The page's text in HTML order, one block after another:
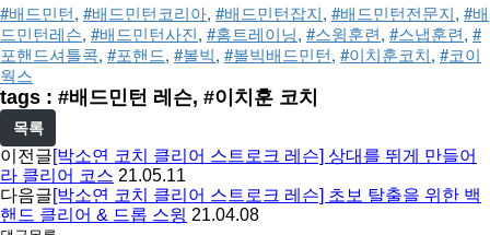
#배드민턴, #배드민턴코리아, #배드민턴잡지, #배드민턴전문지, #배
드민턴레슨, #배드민턴사진, #홈트레이닝, #스윙훈련, #스냅훈련, #
포핸드셔틀콕, #포핸드, #볼빅, #볼빅배드민턴, #이치훈코치, #코이
웍스
tags : #배드민턴 레슨, #이치훈 코치
목록
이전글[박소연 코치 클리어 스트로크 레슨] 상대를 뛰게 만들어
라 클리어 코스 21.05.11
다음글[박소연 코치 클리어 스트로크 레슨] 초보 탈출을 위한 백
핸드 클리어 & 드롭 스윙 21.04.08